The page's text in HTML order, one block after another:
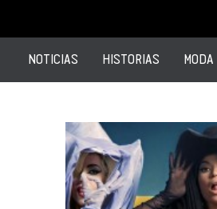
NOTICIAS HISTORIAS MODA